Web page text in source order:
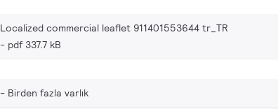
Localized commercial leaflet 911401553644 tr_TR
pdf 337.7 kB
Birden fazla varlık